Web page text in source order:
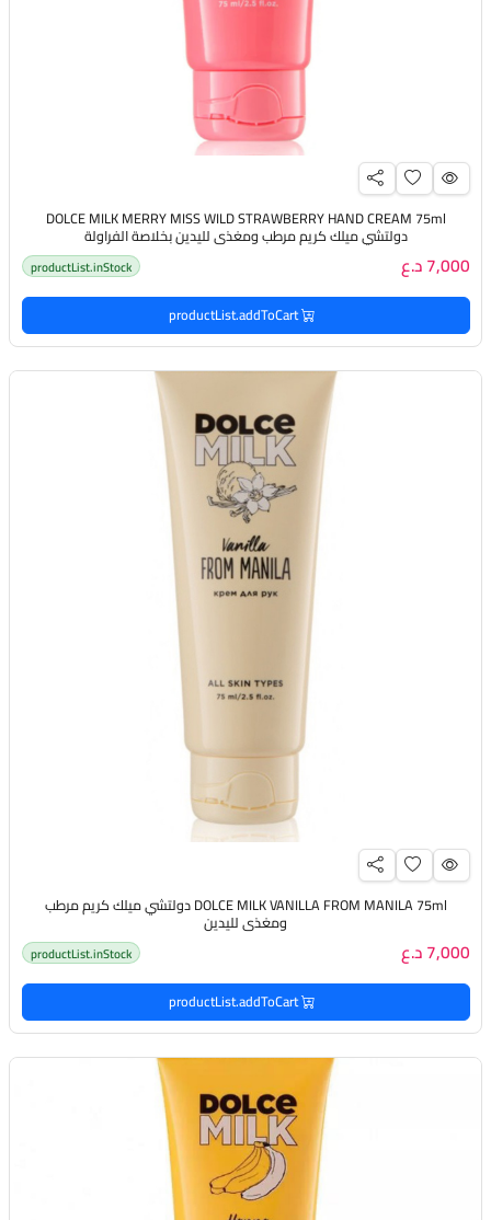
DOLCE MILK MERRY MISS WILD STRAWBERRY HAND CREAM 75ml
دولتشي ميلك كريم مرطب ومغذي لليدين بخلاصة الفراولة
7,000 د.ع productList.inStock
productList.addToCart
DOLCE MILK VANILLA FROM MANILA 75ml دولتشي ميلك كريم مرطب
ومغذي لليدين
7,000 د.ع productList.inStock
productList.addToCart